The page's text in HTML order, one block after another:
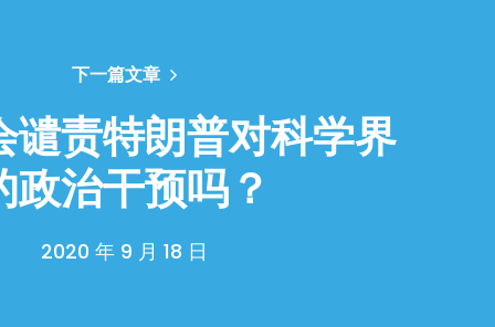
下一篇文章
谴责特朗普对科学界
政治干预吗？
2020 年 9 月 18 日